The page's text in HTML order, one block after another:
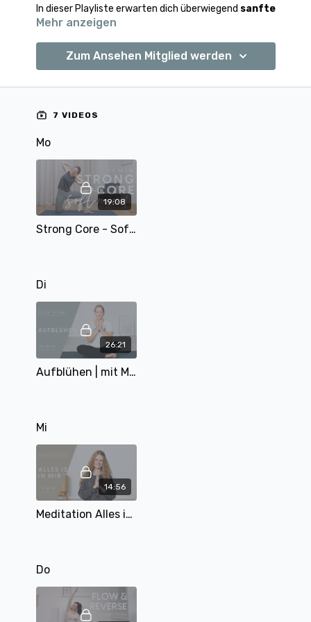
In dieser Playliste erwarten dich überwiegend sanfte
Einheiten, um zur Ruhe zu kommen sowie die ein
bleiben :)
Mehr anzeigen
Zum Ansehen Mitglied werden
7 VIDEOS
Mo
19:08
Strong Core - Soft Mind | Bauch stärken und zur Ruhe kommen | mit Alina
Di
26:21
Aufblühen | mit Miri | 26 Min | Loving Age Serie Teil 3
Mi
14:56
Meditation Alles ist in mir | mit Mary | 15 Min
Do